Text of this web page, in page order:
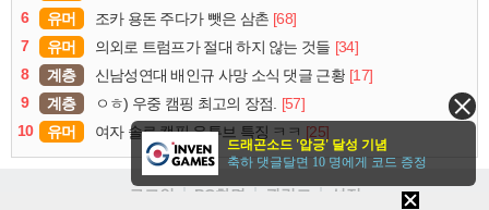
6
유머 조카 용돈 주다가 뺏은 삼촌 [68]
7
유머 의외로 트럼프가 절대 하지 않는 것들 [34]
8
계층 신남성연대 배인규 사망 소식 댓글 근황 [17]
9
계층 ㅇㅎ) 우중 캠핑 최고의 장점.
[57]
10
유머 여자 솔로 캠핑 유튜브 특징 ㅋㅋ [25]
로그인 PC화면 퀵링크 설정
드래곤소드 '압긍' 달성 기념
축하 댓글달면 10 명에게 코드 증정